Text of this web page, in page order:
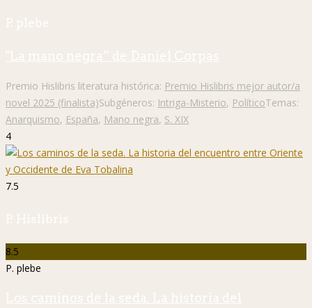
P. plebe
"La mano negra” de Daniel Corpas
Premio Hislibris literatura histórica: Premio Hislibris mejor autor/a
novel 2025 (finalista)Subgéneros: Intriga-Misterio, PolíticoTemas:
Anarquismo, España, Mano negra, S. XIX
4
7.5
P. Hislibris
8.5
P. plebe
Los caminos de la seda. La historia del